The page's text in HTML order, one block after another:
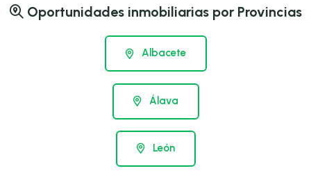
Oportunidades inmobiliarias por Provincias
Albacete
Álava
León